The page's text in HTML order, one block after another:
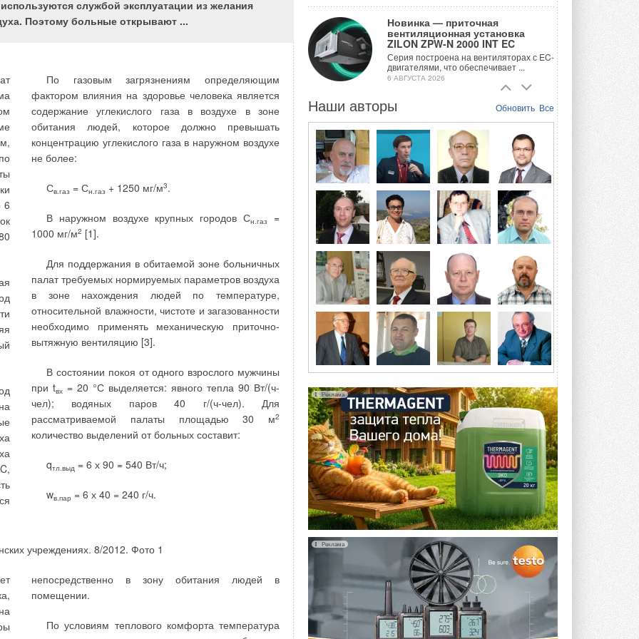
службой эксплуатации из желания
Поэтому больные открывают ...
6
По газовым загрязнениям определяющим
фактором влияния на здоровье человека является
содержание углекислого газа в воздухе в зоне
обитания людей, которое должно превышать
концентрацию углекислого газа в наружном воздухе
не более:
Св.газ = Сн.газ + 1250 мг/м3.
В наружном воздухе крупных городов Сн.газ
=
1000 мг/м2 [1].
Для поддержания в обитаемой зоне больничных
палат требуемых нормируемых параметров воздуха
в зоне нахождения людей по температуре,
относительной влажности, чистоте и загазованности
необходимо применять механическую приточно-
вытяжную вентиляцию [3].
В состоянии покоя от одного взрослого мужчины
при tвх = 20 °С выделяется: явного тепла 90 Вт/(ч-
чел); водяных паров 40 г/(ч-чел). Для
рассматриваемой палаты площадью 30 м2
количество выделений от больных составит:
qтл.выд = 6 х 90 = 540 Вт/ч;
wв.пар = 6 х 40 = 240 г/ч.
непосредственно в зону обитания людей в
помещении.
По условиям теплового комфорта температура
Новинка — приточная
вентиляционная установка
ZILON ZPW-N 2000 INT EC
Серия построена на вентиляторах с EC-
двигателями, что обеспечивает ...
6 АВГУСТА 2026
Учёные ЮУрГУ создали
объединяющую солнечную и
геотермальную энергию
Природосберегающие технологии ...
6 АВГУСТА 2026
Для Арктики создали
технологию защиты
ветрогенераторов от аварий
Разработка учитывает влияние
мерзлоты, обледенения и снеговых ...
6 АВГУСТА 2026
Гибридный тепловой насос PV/T
с одним общим испарителем
Исследователи предложили
конструкцию двухисточникового ...
5 АВГУСТА 2026
21-й ежегодный форум
«ЦОД-2026»
отеле Radisson Slavyanskaya. Форум
посетит более двух тысяч участников ...
5 АВГУСТА 2026
Китайская Shenling представила
линейку тепловых насосов
«воздух-вода» на R290
Серия ThermaX R290 All-In-One
включает три модели ...
4 АВГУСТА 2026
Тепловые насосы в связке с
солнечной генерацией и
накопителем снижают
потребление на 60%
Исследователи из Италии установили ...
4 АВГУСТА 2026
«РУСКЛИМАТ Fest 2026» в Уфе
собрал свыше 700 профи
климатической отрасли
Обновить Все
Наши авторы
Реклама
Реклама
с
и
экологические и стоимостные, а также
эксплуатационные показатели.
техники и технологии в настоящее время позволяет
рассматривать единственный вариант очистки воды
— окислительно-фильтровальный. В процессе
окисления используются воздух, хлор и его
соединения, перманганат калия и озон. Сравнение
представленных окислителей указывает на
высокое значение окислительновосстановительного
непосредственно перед очисткой воды,
экологическая безопасность продуктов окисления,
(15-20 Вт/г-О3), высокая стерилизующая
способность и т.д. К недостаткам озонирования в
процессах водоподготов- ки следует отнести один
фактор — это отсутствие пролонгирующего
действия озона при обеззараживании воды
(действие озона составляет 12-15 минут).
Однако, для вновь строящихся объектов
водопотребления этот недостаток можно
компенсировать проектными решениями, а именно
созданием и размещением локальных установок
очистки максимально приближенных к
остаются без изменений. Избыток озона в отличие
Озонирование обогащает воду кислородом,
использовать озон не только для обеззараживания,